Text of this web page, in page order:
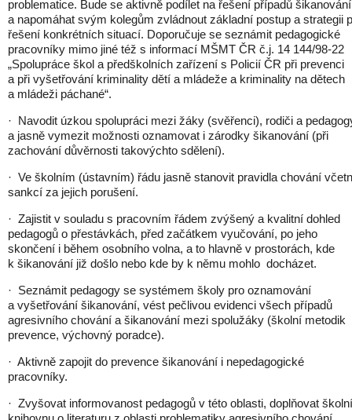
problematice. Bude se aktivně podílet na řešení případů šikanování
a napomáhat svým kolegům zvládnout základní postup a strategii
řešení konkrétních situací. Doporučuje se seznámit pedagogické
pracovníky mimo jiné též s informací MŠMT ČR č.j. 14 144/98-22
„Spolupráce škol a předškolních zařízení s Policií ČR při prevenci
a při vyšetřování kriminality dětí a mládeže a kriminality na dětech
a mládeži páchané“.
· Navodit úzkou spolupráci mezi žáky (svěřenci), rodiči a
a jasně vymezit možnosti oznamovat i zárodky šikanování (při
zachování důvěrnosti takovýchto sdělení).
· Ve školním (ústavním) řádu jasně stanovit pravidla chování
sankcí za jejich porušení.
· Zajistit v souladu s pracovním řádem zvýšený a kvalitní dohled
pedagogů o přestávkách, před začátkem vyučování, po jeho
skončení i během osobního volna, a to hlavně v prostorách, kde
k šikanování již došlo nebo kde by k němu mohlo docházet.
· Seznámit pedagogy se systémem školy pro oznamování
a vyšetřování šikanování, vést pečlivou evidenci všech případů
agresivního chování a šikanování mezi spolužáky (školní metodik
prevence, výchovný poradce).
· Aktivně zapojit do prevence šikanování i nepedagogické
pracovníky.
· Zvyšovat informovanost pedagogů v této oblasti, doplňovat školní